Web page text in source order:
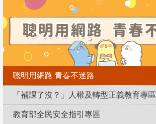
聰明用網路 青春不迷路
「補課了沒？」人權及轉型正義教育專區
教育部全民安全指引專區